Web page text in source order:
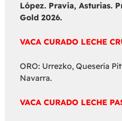
López. Pravia, Asturias.
Gold 2026.
VACA CURADO LECHE
ORO: Urrezko, Quesería
Navarra.
VACA CURADO LECHE